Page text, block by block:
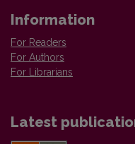
Information
For Readers
For Authors
For Librarians
Latest